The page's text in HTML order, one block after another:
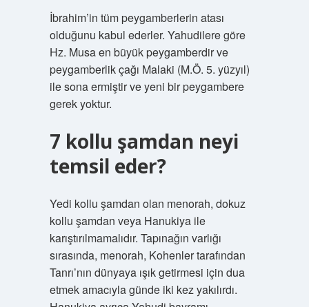
İbrahim’in tüm peygamberlerin atası
olduğunu kabul ederler. Yahudilere göre
Hz. Musa en büyük peygamberdir ve
peygamberlik çağı Malaki (M.Ö. 5. yüzyıl)
ile sona ermiştir ve yeni bir peygambere
gerek yoktur.
7 kollu şamdan neyi
temsil eder?
Yedi kollu şamdan olan menorah, dokuz
kollu şamdan veya Hanukiya ile
karıştırılmamalıdır. Tapınağın varlığı
sırasında, menorah, Kohenler tarafından
Tanrı’nın dünyaya ışık getirmesi için dua
etmek amacıyla günde iki kez yakılırdı.